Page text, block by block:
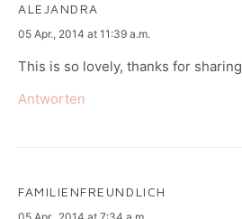
ALEJANDRA
says:
05 Apr., 2014 at 11:39 a.m.
This is so lovely, thanks for sharing
Antworten
FAMILIENFREUNDLICH